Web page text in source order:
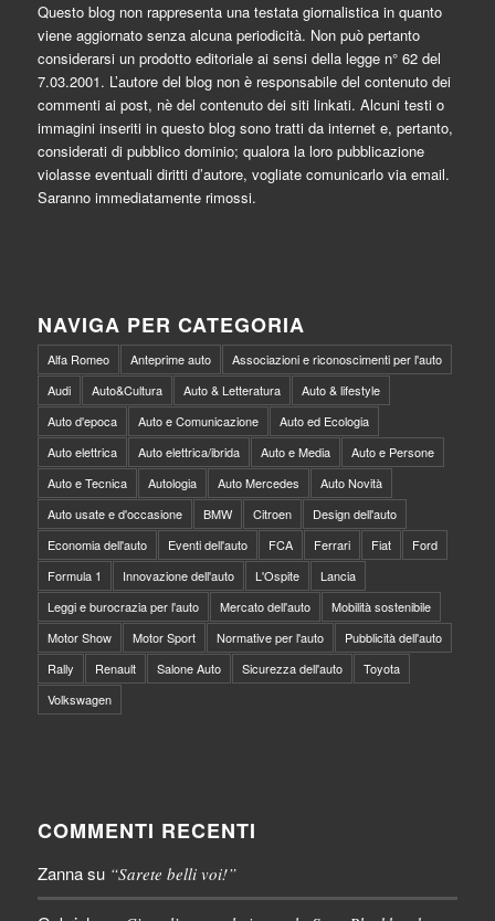
Questo blog non rappresenta una testata giornalistica in quanto
viene aggiornato senza alcuna periodicità. Non può pertanto
considerarsi un prodotto editoriale ai sensi della legge n° 62 del
7.03.2001. L’autore del blog non è responsabile del contenuto dei
commenti ai post, nè del contenuto dei siti linkati. Alcuni testi o
immagini inseriti in questo blog sono tratti da internet e, pertanto,
considerati di pubblico dominio; qualora la loro pubblicazione
violasse eventuali diritti d’autore, vogliate comunicarlo via email.
Saranno immediatamente rimossi.
NAVIGA PER CATEGORIA
Alfa Romeo Anteprime auto
Associazioni e riconoscimenti per l'auto
Audi
Auto&Cultura Auto & Letteratura
Auto & lifestyle
Auto d'epoca
Auto e Comunicazione
Auto ed Ecologia
Auto elettrica
Auto elettrica/ibrida Auto e Media
Auto e Persone
Auto e Tecnica
Autologia Auto Mercedes
Auto Novità
Auto usate e d'occasione
BMW Citroen
Design dell'auto
Economia dell'auto
Eventi dell'auto FCA Ferrari Fiat
Ford
Formula 1
Innovazione dell'auto L'Ospite
Lancia
Leggi e burocrazia per l'auto
Mercato dell'auto
Mobilità sostenibile
Motor Show
Motor Sport Normative per l'auto
Pubblicità dell'auto
Rally
Renault Salone Auto Sicurezza dell'auto
Toyota
Volkswagen
COMMENTI RECENTI
Zannasu “Sarete belli voi!”